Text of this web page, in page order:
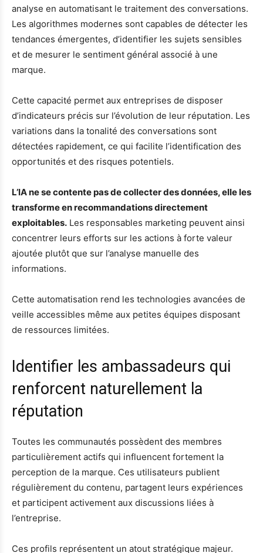
analyse en automatisant le traitement des conversations.
Les algorithmes modernes sont capables de détecter les
tendances émergentes, d’identifier les sujets sensibles
et de mesurer le sentiment général associé à une
marque.
Cette capacité permet aux entreprises de disposer
d’indicateurs précis sur l’évolution de leur réputation. Les
variations dans la tonalité des conversations sont
détectées rapidement, ce qui facilite l’identification des
opportunités et des risques potentiels.
L’IA ne se contente pas de collecter des données, elle les
transforme en recommandations directement
exploitables. Les responsables marketing peuvent ainsi
concentrer leurs efforts sur les actions à forte valeur
ajoutée plutôt que sur l’analyse manuelle des
informations.
Cette automatisation rend les technologies avancées de
veille accessibles même aux petites équipes disposant
de ressources limitées.
Identifier les ambassadeurs qui
renforcent naturellement la
réputation
Toutes les communautés possèdent des membres
particulièrement actifs qui influencent fortement la
perception de la marque. Ces utilisateurs publient
régulièrement du contenu, partagent leurs expériences
et participent activement aux discussions liées à
l’entreprise.
Ces profils représentent un atout stratégique majeur.